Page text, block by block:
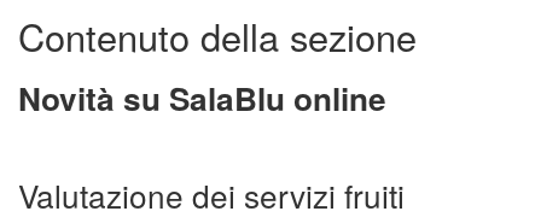
Contenuto della sezione
Novità su SalaBlu online
Valutazione dei servizi fruiti